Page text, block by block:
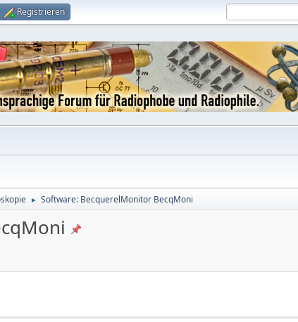
Registrieren
► Software: BecquerelMonitor BecqMoni